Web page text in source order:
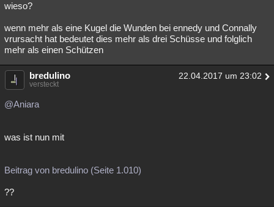
wieso?
wenn mehr als eine Kugel die Wunden bei ennedy und Connally
vrursacht hat bedeutet dies mehr als drei Schüsse und folglich
mehr als einen Schützen
bredulino 22.04.2017 um 23:02
versteckt
@Aniara
was ist nun mit
Beitrag von bredulino (Seite 1.010)
??